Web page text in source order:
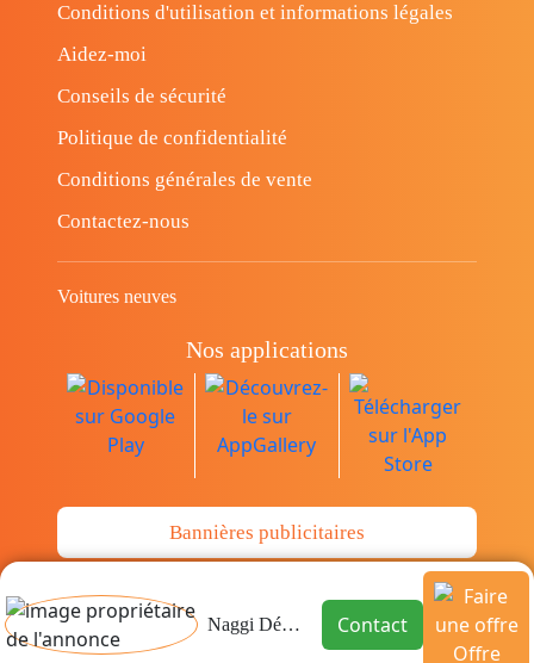
Naggi Déménagement
Contact
Offre
Conditions d'utilisation et informations légales
Aidez-moi
Conseils de sécurité
Politique de confidentialité
Conditions générales de vente
Contactez-nous
Voitures neuves
Nos applications
Bannières publicitaires
© Copyright 2014-2026 Cava.tn Limited Tous
les droits sont réservés.